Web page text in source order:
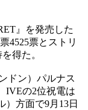
』を発売した
4525票とストリ
得た。
ドン）パルナス
IVEの2位祝電は
方面で9月13日